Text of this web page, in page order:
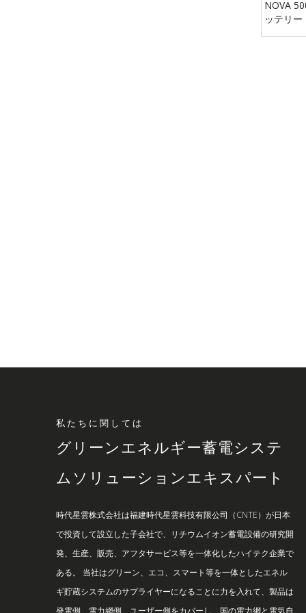
NOVA
ッテリー
私たちに関しては
グリーンエネルギー蓄電システ
ムソリューションエキスパート
時代星雲株式会社は福建時代星雲科技有限公司（CNTE）が日本
で投資して設立した子会社で、リチウムイオン蓄電設備の研究開
発、生産、販売、アフタサービス等を一体化したハイテク企業で
ある。 当社はグリーン、エコ、スマート等を一体としたエネル
ギ貯蔵システムのサプライヤーになることに力を入れて、製品は
発電側、電力網側、ユーザー側をカバーし、国の電力網と電気自